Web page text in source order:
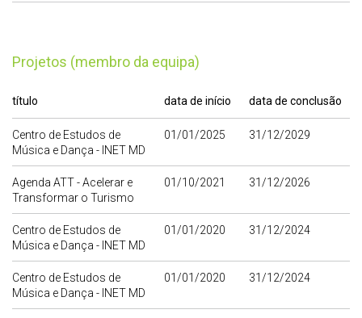
Projetos (membro da equipa)
título data de início data de conclusão
Centro de Estudos de
Música e Dança - INET MD
01/01/2025 31/12/2029
Agenda ATT - Acelerar e
Transformar o Turismo
01/10/2021 31/12/2026
Centro de Estudos de
Música e Dança - INET MD
01/01/2020 31/12/2024
Centro de Estudos de
Música e Dança - INET MD
01/01/2020 31/12/2024